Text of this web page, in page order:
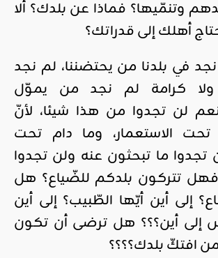
وتنمّيها؟ فماذا عن بلدك؟ ألا
أهلك إلى قدراتك؟
في بلدنا من يحتضننا، لم نجد
كرامة لم نجد من يموّل
لن تجدوا من هذا شيئا، لأنّ
الاستعمار، وما دام تحت
تجدوا ما تبحثون عنه ولن تجدوا
فهل تتركون بلدكم للضّياع؟ هل
إلى أين أيّها الطّبيب؟ إلى أين
إلى أين؟؟؟ هل ترضى أن تكون
افتكّ بلدك؟؟؟؟